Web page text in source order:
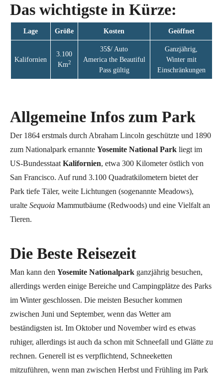
Das wichtigste in Kürze:
Lage Größe Kosten Geöffnet
Kalifornien
3.100
Km2
35$/ Auto
America the Beautiful
Pass gültig
Ganzjährig,
Winter mit
Einschränkungen
Allgemeine Infos zum Park
Der 1864 erstmals durch Abraham Lincoln geschützte und 1890
zum Nationalpark ernannte Yosemite National Park liegt im
US-Bundesstaat Kalifornien, etwa 300 Kilometer östlich von
San Francisco. Auf rund 3.100 Quadratkilometern bietet der
Park tiefe Täler, weite Lichtungen (sogenannte Meadows),
uralte Sequoia Mammutbäume (Redwoods) und eine Vielfalt an
Tieren.
Die Beste Reisezeit
Man kann den Yosemite Nationalpark ganzjährig besuchen,
allerdings werden einige Bereiche und Campingplätze des Parks
im Winter geschlossen. Die meisten Besucher kommen
zwischen Juni und September, wenn das Wetter am
beständigsten ist. Im Oktober und November wird es etwas
ruhiger, allerdings ist auch da schon mit Schneefall und Glätte zu
rechnen. Generell ist es verpflichtend, Schneeketten
mitzuführen, wenn man zwischen Herbst und Frühling im Park